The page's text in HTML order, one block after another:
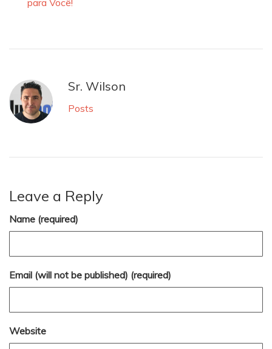
para Você!
Sr. Wilson
Posts
Leave a Reply
Name (required)
Email (will not be published) (required)
Website